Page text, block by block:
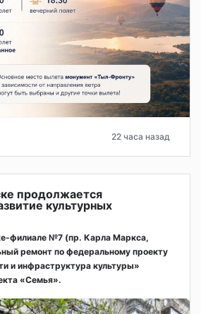
22 часа назад
продолжается
культурных
филиале №7 (пр. Карла Маркса,
ремонт по федеральному проекту
и инфраструктура культуры»
«Семья».